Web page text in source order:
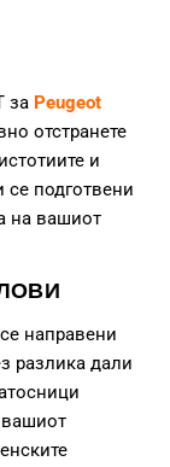
за Peugeot
отстранете
и
се подготвени
на вашиот
направени
разлика дали
вашиот